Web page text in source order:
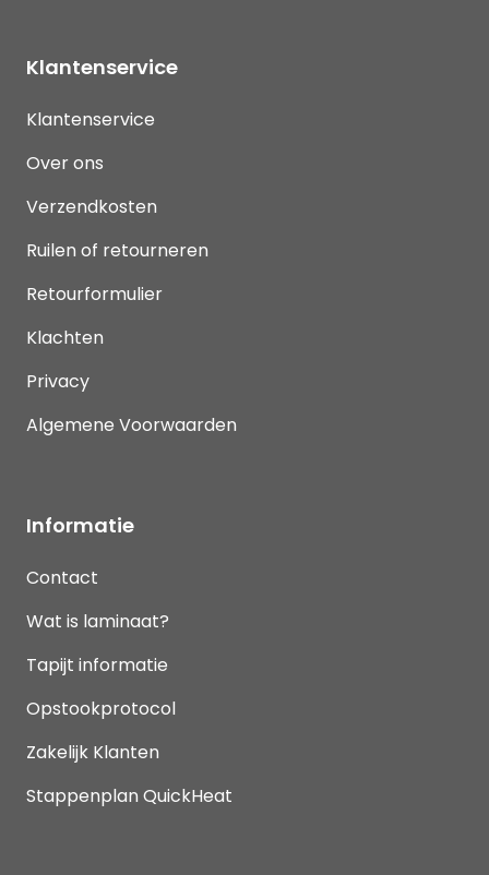
Klantenservice
Klantenservice
Over ons
Verzendkosten
Ruilen of retourneren
Retourformulier
Klachten
Privacy
Algemene Voorwaarden
Informatie
Contact
Wat is laminaat?
Tapijt informatie
Opstookprotocol
Zakelijk Klanten
Stappenplan QuickHeat